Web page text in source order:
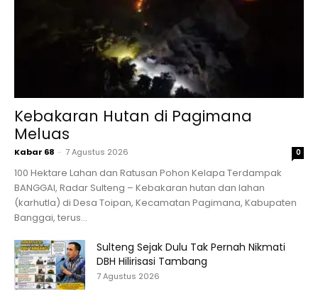
Kebakaran Hutan di Pagimana
Meluas
Kabar 68 - 7 Agustus 2026 0
100 Hektare Lahan dan Ratusan Pohon Kelapa Terdampak
BANGGAI, Radar Sulteng – Kebakaran hutan dan lahan
(karhutla) di Desa Toipan, Kecamatan Pagimana, Kabupaten
Banggai, terus...
Sulteng Sejak Dulu Tak Pernah Nikmati
DBH Hilirisasi Tambang
7 Agustus 2026